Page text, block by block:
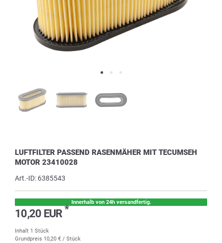
LUFTFILTER PASSEND RASENMÄHER MIT TECUMSEH
MOTOR 23410028
Art.-ID: 6385543
Innerhalb von 24h versandfertig.
10,20 EUR*
Inhalt 1 Stück
Grundpreis 10,20 € / Stück